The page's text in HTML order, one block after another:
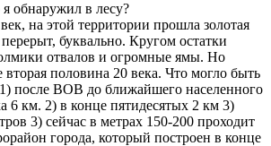
обнаружил в лесу?
на этой территории прошла золотая
буквально. Кругом остатки
отвалов и огромные ямы. Но
вторая половина 20 века. Что могло быть
после ВОВ до ближайшего населенного
6 км. 2) в конце пятидесятых 2 км 3)
3) сейчас в метрах 150-200 проходит
города, который построен в конце